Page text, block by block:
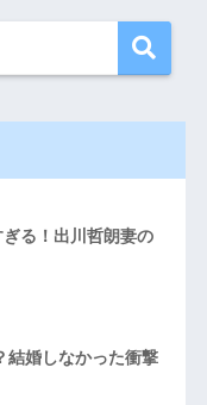
る！出川哲朗妻の
結婚しなかった衝撃